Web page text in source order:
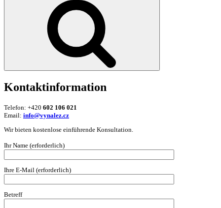
Kontaktinformation
Telefon: +420 602 106 021
Email: info@vynalez.cz
Wir bieten kostenlose einführende Konsultation.
Ihr Name (erforderlich)
Ihre E-Mail (erforderlich)
Betreff